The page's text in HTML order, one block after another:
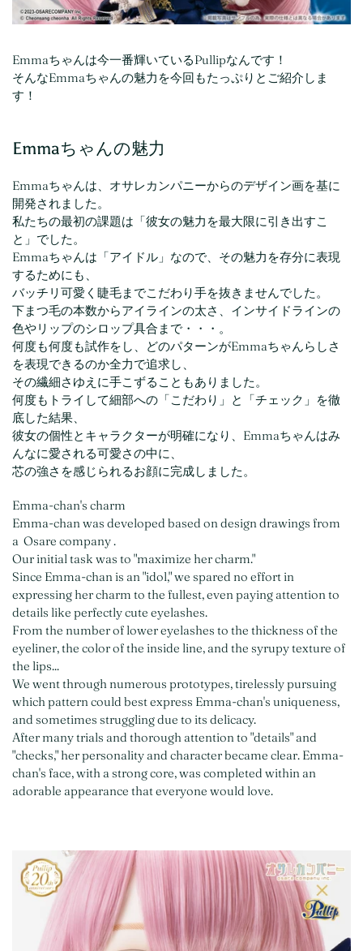
Emmaちゃんは今一番輝いているPullipなんです！
そんなEmmaちゃんの魅力を今回もたっぷりとご紹介しま
す！
Emmaちゃんの魅力
Emmaちゃんは、オサレカンパニーからのデザイン画を基に
開発されました。
私たちの最初の課題は「彼女の魅力を最大限に引き出すこ
と」でした。
Emmaちゃんは「アイドル」なので、その魅力を存分に表現
するためにも、
バッチリ可愛く睫毛までこだわり手を抜きませんでした。
下まつ毛の本数からアイラインの太さ、インサイドラインの
色やリップのシロップ具合まで・・・。
何度も何度も試作をし、どのパターンがEmmaちゃんらしさ
を表現できるのか全力で追求し、
その繊細さゆえに手こずることもありました。
何度もトライして細部への「こだわり」と「チェック」を徹
底した結果、
彼女の個性とキャラクターが明確になり、Emmaちゃんはみ
んなに愛される可愛さの中に、
芯の強さを感じられるお顔に完成しました。
Emma-chan's charm
Emma-chan was developed based on design drawings from
a Osare company .
Our initial task was to "maximize her charm."
Since Emma-chan is an "idol," we spared no effort in
expressing her charm to the fullest, even paying attention to
details like perfectly cute eyelashes.
From the number of lower eyelashes to the thickness of the
eyeliner, the color of the inside line, and the syrupy texture of
the lips...
We went through numerous prototypes, tirelessly pursuing
which pattern could best express Emma-chan's uniqueness,
and sometimes struggling due to its delicacy.
After many trials and thorough attention to "details" and
"checks," her personality and character became clear. Emma-
chan's face, with a strong core, was completed within an
adorable appearance that everyone would love.